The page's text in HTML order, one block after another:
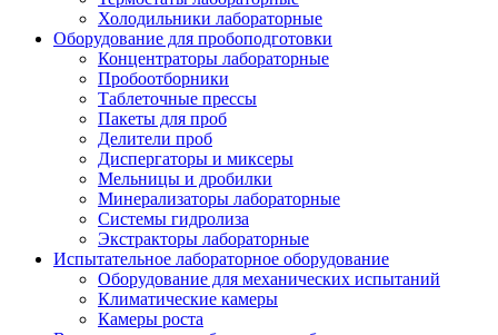
Холодильники лабораторные
Оборудование для пробоподготовки
Концентраторы лабораторные
Пробоотборники
Таблеточные прессы
Пакеты для проб
Делители проб
Диспергаторы и миксеры
Мельницы и дробилки
Минерализаторы лабораторные
Системы гидролиза
Экстракторы лабораторные
Испытательное лабораторное оборудование
Оборудование для механических испытаний
Климатические камеры
Камеры роста